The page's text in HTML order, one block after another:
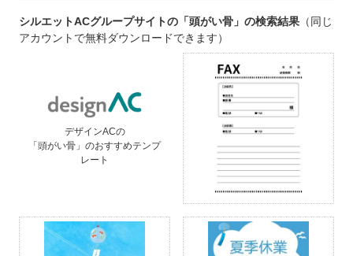
シルエットACグループサイトの「頭がい骨」の検索結果 （同じ
アカウントで無料ダウンロードできます）
デザインACの
「頭がい骨」のおすすめテンプ
レート